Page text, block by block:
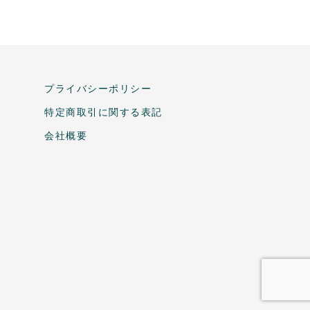
プライバシーポリシー
特定商取引に関する表記
会社概要